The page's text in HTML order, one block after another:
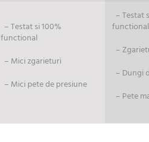
– Testat si 100%
functional
– Mici zgarieturi
– Mici pete de presiune
– Testat
functional
–
– Dungi
– Pete